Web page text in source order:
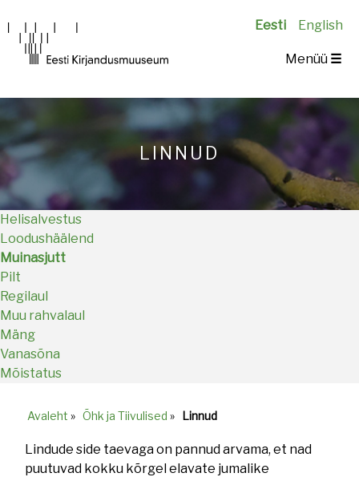
Eesti English
Main
Menüü ☰
LINNUD
Helisalvestus
Loodushäälend
Muinasjutt
Pilt
Regilaul
Muu rahvalaul
Mäng
Vanasõna
Mõistatus
Avaleht » Õhk ja Tiivulised » Linnud
Lindude side taevaga on pannud arvama, et nad
puutuvad kokku kõrgel elavate jumalike